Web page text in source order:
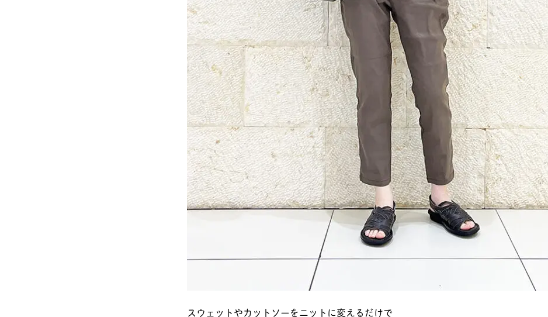
スウェットやカットソーをニットに変えるだけで